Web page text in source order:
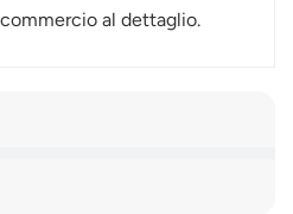
al dettaglio.